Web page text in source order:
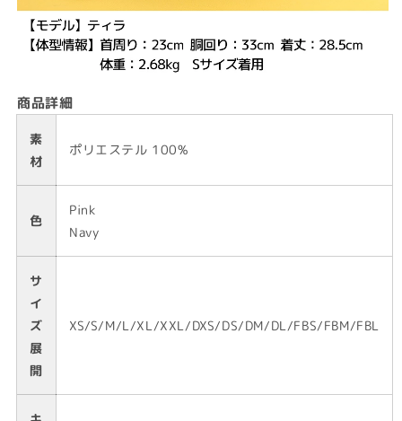
商品詳細
素
材
ポリエステル 100%
色
Pink
Navy
サ
イ
ズ
展
開
XS/S/M/L/XL/XXL/DXS/DS/DM/DL/FBS/FBM/FBL